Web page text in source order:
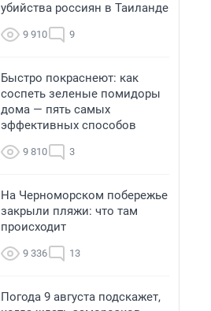
убийства россиян в Таиланде
9 910 9
Быстро покраснеют: как
соспеть зеленые помидоры
дома — пять самых
эффективных способов
9 810 3
На Черноморском побережье
закрыли пляжи: что там
происходит
9 336 13
Погода 9 августа подскажет,